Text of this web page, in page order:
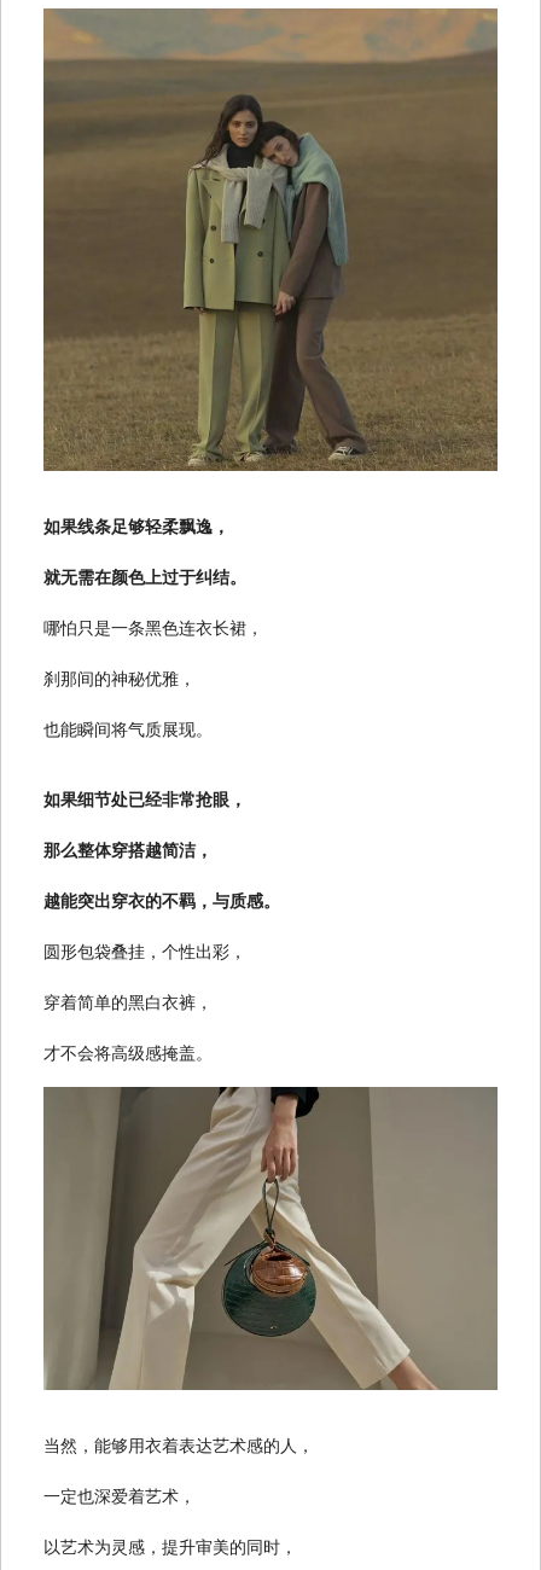
如果线条足够轻柔飘逸，
就无需在颜色上过于纠结。
哪怕只是一条黑色连衣长裙，
刹那间的神秘优雅，
也能瞬间将气质展现。
如果细节处已经非常抢眼，
那么整体穿搭越简洁，
越能突出穿衣的不羁，与质感。
圆形包袋叠挂，个性出彩，
穿着简单的黑白衣裤，
才不会将高级感掩盖。
当然，能够用衣着表达艺术感的人，
一定也深爱着艺术，
以艺术为灵感，提升审美的同时，